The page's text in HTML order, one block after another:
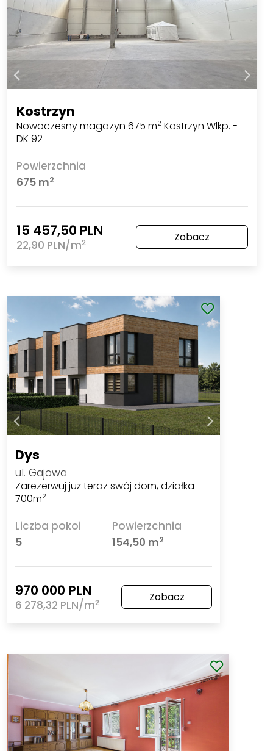
Kostrzyn
Nowoczesny magazyn 675 m2 Kostrzyn Wlkp. -
DK 92
Powierzchnia
675 m2
15 457,50 PLN
22,90 PLN/m2 Zobacz
Dys
ul. Gajowa
Zarezerwuj już teraz swój dom, działka
700m2
Liczba pokoi
5
Powierzchnia
154,50 m2
970 000 PLN
6 278,32 PLN/m2 Zobacz